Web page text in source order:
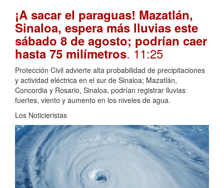
¡A sacar el paraguas! Mazatlán,
Sinaloa, espera más lluvias este
sábado 8 de agosto; podrían caer
hasta 75 milímetros. 11:25
Protección Civil advierte alta probabilidad de precipitaciones
y actividad eléctrica en el sur de Sinaloa; Mazatlán,
Concordia y Rosario, Sinaloa, podrían registrar lluvias
fuertes, viento y aumento en los niveles de agua.
Los Noticieristas